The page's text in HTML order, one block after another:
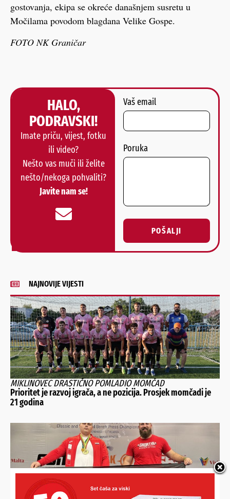
gostovanja, ekipa se okreće današnjem susretu u
Močilama povodom blagdana Velike Gospe.
FOTO NK Graničar
HALO,
PODRAVSKI!
Imate priču, vijest, fotku
ili video?
Nešto vas muči ili želite
nešto/nekoga pohvaliti?
Javite nam se!
Vaš email
Poruka
POŠALJI
Alternative:
NAJNOVIJE VIJESTI
MIKLINOVEC DRASTIČNO POMLADIO MOMČAD
Prioritet je razvoj igrača, a ne pozicija. Prosjek momčadi je
21 godina